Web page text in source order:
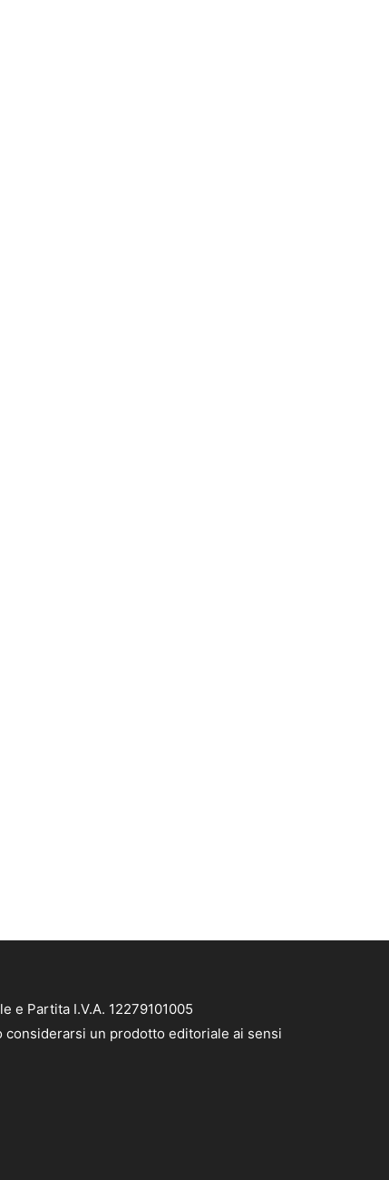
e Partita I.V.A. 12279101005
un prodotto editoriale ai sensi